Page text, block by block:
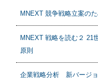
MNEXT 競争戦略立案の
MNEXT 戦略を読む２ 21
原則
企業戦略分析 新バージ